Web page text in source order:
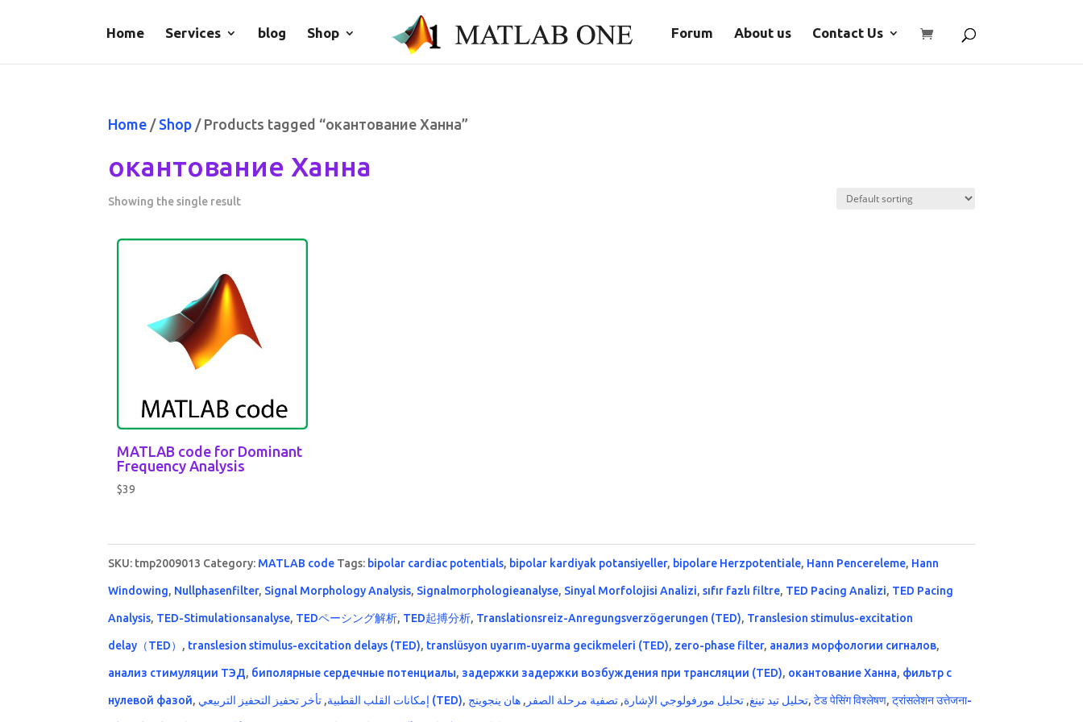
Home Services blog Shop Forum About us Contact Us
Home / Shop / Products tagged “окантование Ханна”
окантование Ханна
Showing the single result
MATLAB code for Dominant
Frequency Analysis
$39
SKU: tmp2009013 Category: MATLAB code Tags: bipolar cardiac potentials, bipolar kardiyak potansiyeller, bipolare Herzpotentiale, Hann Pencereleme, Hann
Windowing, Nullphasenfilter, Signal Morphology Analysis, Signalmorphologieanalyse, Sinyal Morfolojisi Analizi,sıfır fazlı filtre, TED Pacing Analizi, TED Pacing
Analysis, TED-Stimulationsanalyse, TEDペーシング解析, TED起搏分析, Translationsreiz-Anregungsverzögerungen (TED), Translesion stimulus-excitation
delay（TED） , translesion stimulus-excitation delays (TED), translüsyon uyarım-uyarma gecikmeleri (TED), zero-phase filter, анализ морфологии сигналов,
анализ стимуляции ТЭД, биполярные сердечные потенциалы, задержки задержки возбуждения при трансляции (TED), окантование Ханна, фильтр с
нулевой фазой, إمكانات القلب القطبية, تأخر تحفيز التحفيز التربيعي (TED), تحليل تيد تينغ, تحليل مورفولوجي الإشارة, تصفية مرحلة الصفر , هان ينجوينج ,टेड पेसिंग विश्लेषण,ट्रांसलेशन उत्तेजना-